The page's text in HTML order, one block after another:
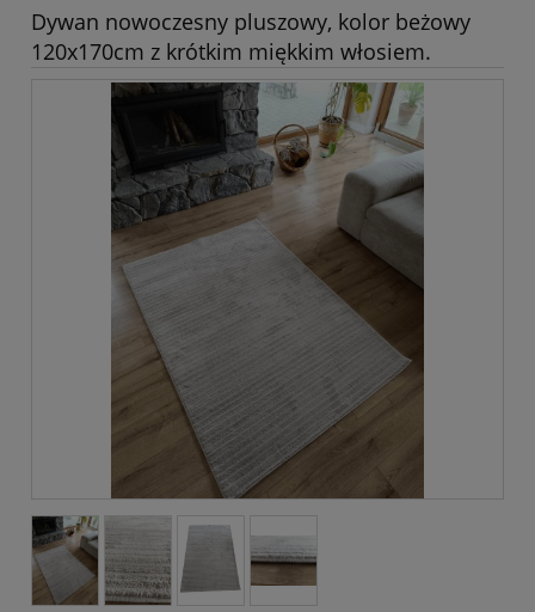
Dywan nowoczesny pluszowy, kolor beżowy
120x170cm z krótkim miękkim włosiem.